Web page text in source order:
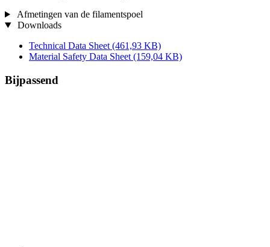
Afmetingen van de filamentspoel
Downloads
Technical Data Sheet (461,93 KB)
Material Safety Data Sheet (159,04 KB)
Bijpassend